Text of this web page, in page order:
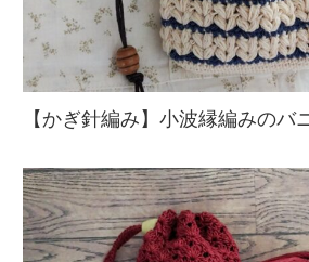
【かぎ針編み】小波縁編みのバ